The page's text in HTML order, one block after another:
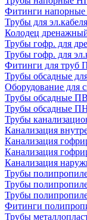
Фитинги
Трубы для
Колодец
Трубы гофр. для
Трубы гофр. для
Фитинги для
Трубы обсадные
Оборудование для
Трубы обсадные
Трубы обсадные
Трубы
Канализация
Канализация
Канализация
Канализация
Трубы
Трубы
Трубы
Фитинги
Трубы